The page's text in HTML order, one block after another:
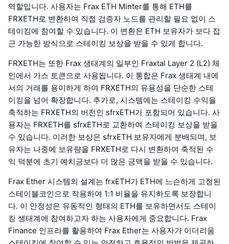
역할입니다. 사용자는 Frax ETH Minter를 통해 ETH를
FRXETH로 변환하여 직접 검증자 노드를 관리할 필요 없이 스
테이킹에 참여할 수 있습니다. 이 변환은 ETH 보유자가 보다 접
근 가능한 방식으로 스테이킹 보상을 받을 수 있게 합니다.
FRXETH는 또한 Frax 생태계의 일부인 Fraxtal Layer 2 (L2) 체
인에서 가스 토큰으로 사용됩니다. 이 통합은 Frax 생태계 내에
서의 거래를 용이하게 하여 FRXETH의 유용성을 단순한 스테
이킹을 넘어 확장합니다. 추가로, 시스템에는 스테이킹 수익을
축적하는 FRXETH의 버전인 sfrxETH가 포함되어 있습니다. 사
용자는 FRXETH를 sfrxETH로 교환하여 스테이킹 보상을 받을
수 있습니다. 이러한 보상은 sfrxETH 보유자에게 분배되며, 보
유자는 나중에 보유량을 FRXETH로 다시 변환하여 축적된 수
익 덕분에 초기 예치금보다 더 많은 금액을 받을 수 있습니다.
Frax Ether 시스템의 설계는 frxETH가 ETH에 느슨하게 고정된
스테이블코인으로 작용하여 1:1 비율을 유지하도록 보장합니
다. 이 안정성은 유동적인 형태의 ETH를 보유하면서도 스테이
킹 생태계에 참여하고자 하는 사용자에게 중요합니다. Frax
Finance 인프라를 활용하여 Frax Ether는 사용자가 이더리움